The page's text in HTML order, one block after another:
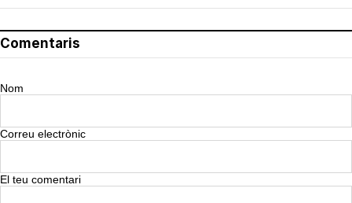
Comentaris
Nom
Correu electrònic
El teu comentari